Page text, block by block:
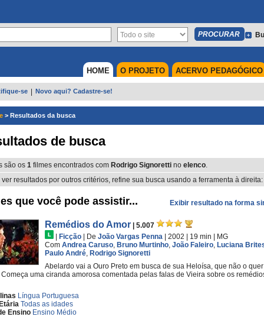
ACERVO PEDAGÓGICO
O PROJETO
HOME
se Novo aqui? Cadastre-se!
> Resultados da busca
de busca
são os 1 filmes encontrados com Rodrigo Signoretti no elenco.
ver resultados por outros critérios, refine sua busca usando a ferramenta à direita:
Exibir resultado na forma
que você pode assistir...
Remédios do Amor
| 5.007
Ficção De João Vargas Penna | 2002 | 19 min
MG
Com Andrea Caruso, Bruno Murtinho, João Faleiro, Luciana
Paulo André, Rodrigo Signoretti
Abelardo vai a Ouro Preto em busca de sua Heloísa, que não o quer
Começa uma ciranda amorosa comentada pelas falas de Vieira sobre os
Língua Portuguesa
Todas as idades
Ensino Ensino Médio